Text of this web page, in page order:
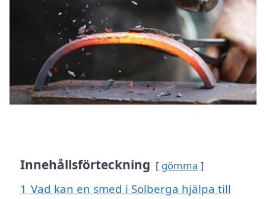
Innehållsförteckning gömma
1 Vad kan en smed i Solberga hjälpa till